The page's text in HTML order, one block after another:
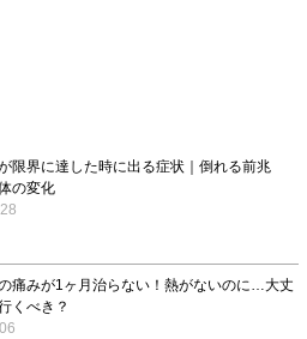
限界に達した時に出る症状｜倒れる前兆
の変化
痛みが1ヶ月治らない！熱がないのに…大丈
くべき？